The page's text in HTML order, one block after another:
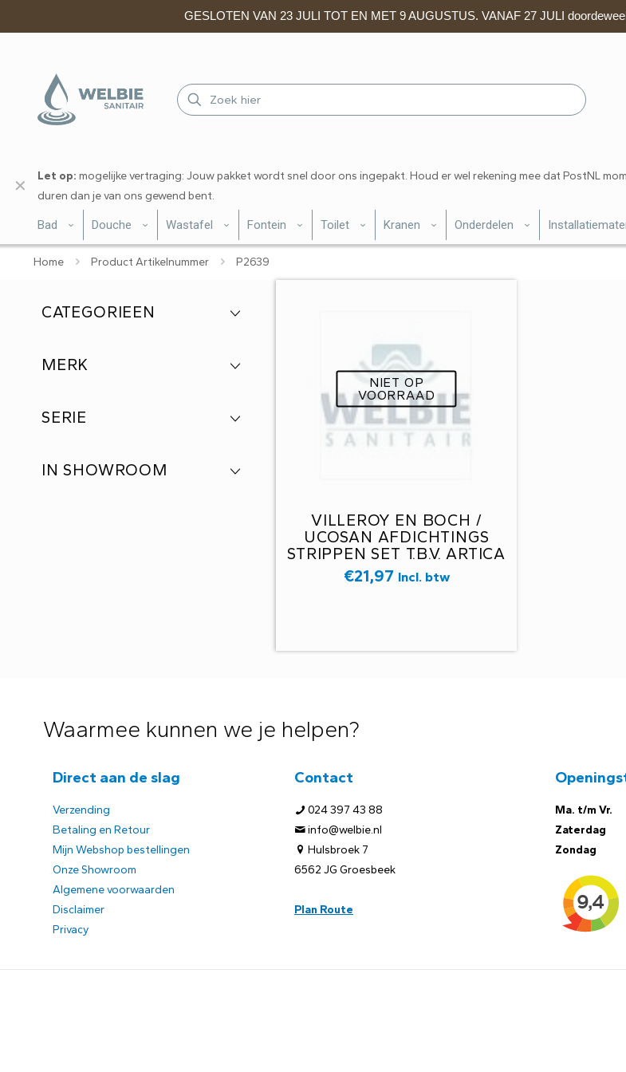
GESLOTEN VAN 23 JULI TOT EN MET 9 AUGUSTUS. VANAF 27 JULI
Let op: mogelijke vertraging: Jouw pakket wordt snel door ons ingepakt. Houd er wel rekening mee dat PostNL
duren dan je van ons gewend bent.
✕
Bad Douche Wastafel Fontein Toilet Kranen Onderdelen
Home Product Artikelnummer P2639
NIET OP
VOORRAAD
VILLEROY EN BOCH /
UCOSAN AFDICHTINGS
STRIPPEN SET T.B.V. ARTICA
1/4 ROND ART. NR.
UCSPM0068
€21,97 Incl. btw
CATEGORIEEN
MERK
SERIE
IN SHOWROOM
Waarmee kunnen we je helpen?
Direct aan de slag
Verzending
Betaling en Retour
Mijn Webshop bestellingen
Onze Showroom
Algemene voorwaarden
Disclaimer
Privacy
Contact
024 397 43 88
info@welbie.nl
Hulsbroek 7
6562 JG Groesbeek
Plan Route
Ma. t/m Vr.
Zaterdag
Zondag